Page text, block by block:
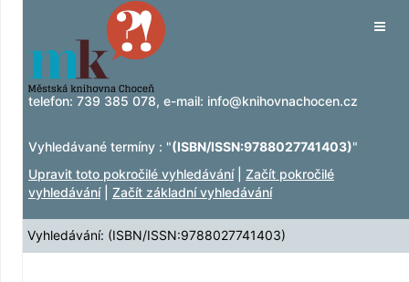
Zobrazuji výsledky1 - 2z
Přeskočit na obsah
telefon: 739 385 078, e-mail: info@knihovnachocen.cz
Vyhledávané termíny : "(ISBN/ISSN:9788027741403)"
Upravit toto pokročilé vyhledávání| Začít pokročilé
vyhledávání| Začít základní vyhledávání
Vyhledávání: (ISBN/ISSN:9788027741403)